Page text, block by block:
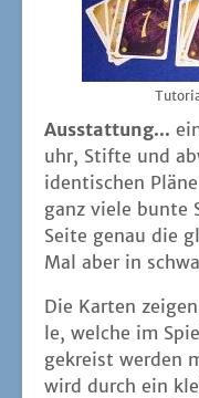
Aus­stat­tung…
uhr, Stif­te und
iden­ti­schen
ganz vie­le bun­te
Sei­te genau die
Mal aber in
Die Kar­ten
le, wel­che im
ge­kreist wer­den
wird durch ein